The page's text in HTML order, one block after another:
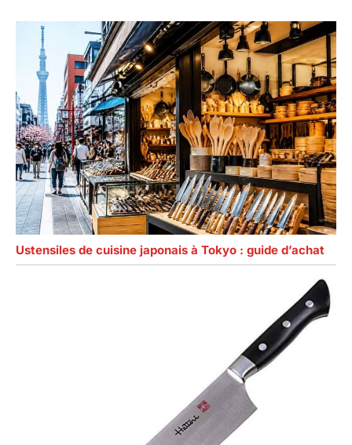
Ustensiles de cuisine japonais à Tokyo : guide d’achat